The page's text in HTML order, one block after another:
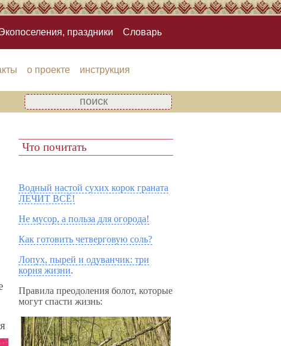
праздники Словарь
о проекте инструкция
Что почитать
Водный настой сухих корок граната
ЛЕЧИТ ВСЁ!
Не мусор, а польза для огорода!
Как готовить четверговую соль?
Лопух, пырей и одуванчик: три
корня жизни.
Правила преодоления болот, которые
могут спасти жизнь: